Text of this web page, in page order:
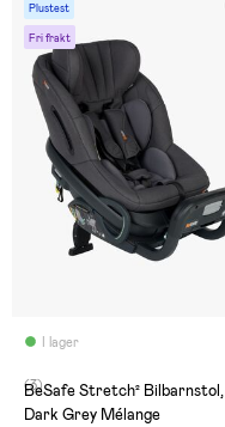
Plustest
Fri frakt
I lager
(3)
BeSafe Stretch² Bilbarnstol,
Dark Grey Mélange